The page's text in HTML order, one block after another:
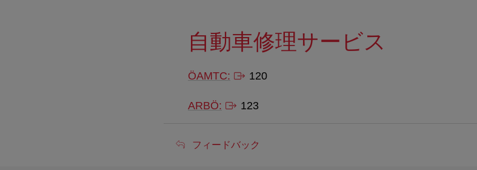
自動車修理サービス
ÖAMTC: 120
ARBÖ: 123
フ
フィードバック